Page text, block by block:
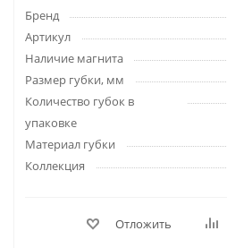
Бренд
Артикул
Наличие магнита
Размер губки, мм
Количество губок в
упаковке
Материал губки
Коллекция
Отложить